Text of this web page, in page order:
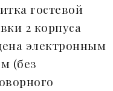
гостевой
2 корпуса
электронным
(без